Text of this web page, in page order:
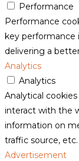
Performance
Performance
key performance
delivering a
Analytics
Analytics
Analytical
interact with the
information on
traffic source, etc.
Advertisement